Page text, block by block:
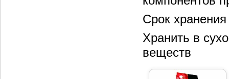
Срок
Хранить в
веществ